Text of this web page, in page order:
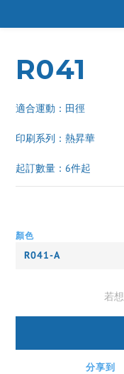
R041
適合運動：田徑
印刷系列：熱昇華
起訂數量：6件起
顏色
若
分享到